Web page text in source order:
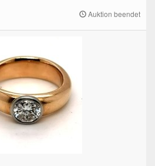
Auktion beendet